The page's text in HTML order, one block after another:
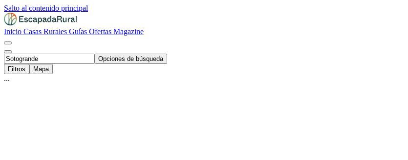
Salto al contenido principal
Inicio Casas Rurales Guías Ofertas Magazine
Opciones de búsqueda
Filtros
Mapa
...